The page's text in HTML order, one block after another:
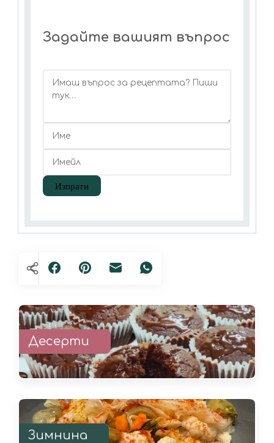
Задайте вашият въпрос
Десерти
Зимнина